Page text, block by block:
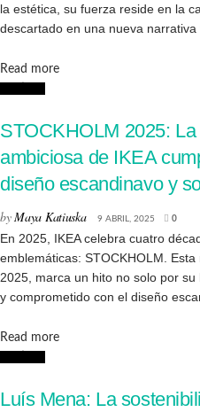
la estética, su fuerza reside en la
descartado en una nueva narrativa
Read moreDetails
STOCKHOLM 2025:
ambiciosa de IKEA
diseño escandinavo y
byMaya Katiuska 9 ABRIL, 2025 0
En 2025, IKEA celebra cuatro
emblemáticas: STOCKHOLM.
2025, marca un hito no solo por
y comprometido con el diseño
Read moreDetails
Luís Mena: La